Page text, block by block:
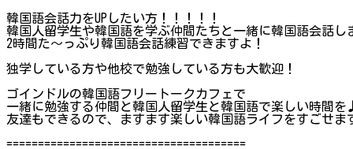
韓国語会話力をUPしたい方！！！！！
韓国人留学生や韓国語を学ぶ仲間たちと一緒に韓国語会話し
2時間た～っぷり韓国語会話練習できますよ！
独学している方や他校で勉強している方も大歓迎！
ゴインドルの韓国語フリートークカフェで
一緒に勉強する仲間と韓国人留学生と韓国語で楽しい時間
友達もできるので、ますます楽しい韓国語ライフをすごせま
======================================